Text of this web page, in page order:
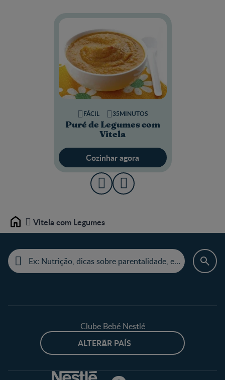
Puré de Legumes com
Vitela
FÁCIL 35MINUTOS
Cozinhar agora
Home Vitela com Legumes
Clube Bebé Nestlé
ALTERAR PAÍS